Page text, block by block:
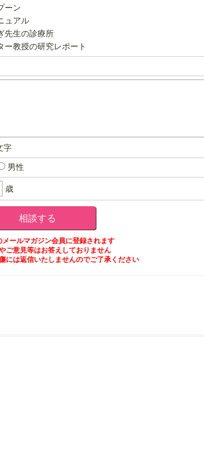
ーン
ュアル
先生の診療所
ー教授の研究レポート
字
男性
歳
ールマガジン会員に登録されます
ご意見等はお答えしておりません
には返信いたしませんのでご了承ください